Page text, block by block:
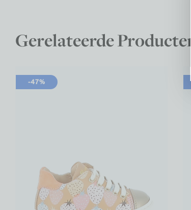
Gerelateerde Producten
-47%